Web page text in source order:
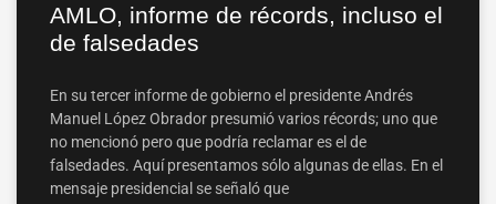
AMLO, informe de récords, incluso el
de falsedades
En su tercer informe de gobierno el presidente Andrés
Manuel López Obrador presumió varios récords; uno que
no mencionó pero que podría reclamar es el de
falsedades. Aquí presentamos sólo algunas de ellas. En el
mensaje presidencial se señaló que